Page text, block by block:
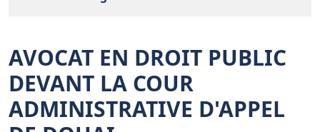
AVOCAT EN DROIT PUBLIC
DEVANT LA COUR
ADMINISTRATIVE D'APPEL